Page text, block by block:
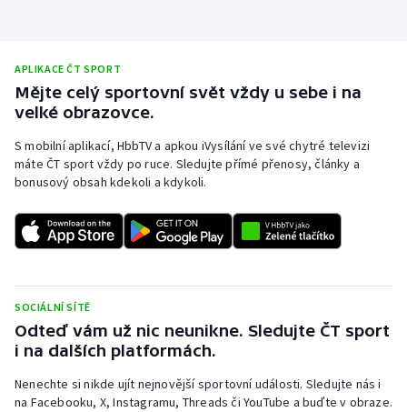
APLIKACE ČT SPORT
Mějte celý sportovní svět vždy u sebe i na
velké obrazovce.
S mobilní aplikací, HbbTV a apkou iVysílání ve své chytré televizi
máte ČT sport vždy po ruce. Sledujte přímé přenosy, články a
bonusový obsah kdekoli a kdykoli.
SOCIÁLNÍ SÍTĚ
Odteď vám už nic neunikne. Sledujte ČT sport
i na dalších platformách.
Nenechte si nikde ujít nejnovější sportovní události. Sledujte nás i
na Facebooku, X, Instagramu, Threads či YouTube a buďte v obraze.